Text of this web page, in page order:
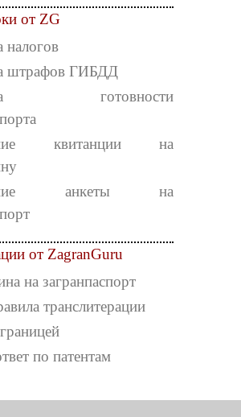
от ZG
налогов
штрафов ГИБДД
готовности
квитанции на
анкеты на
от ZagranGuru
на загранпаспорт
транслитерации
по патентам